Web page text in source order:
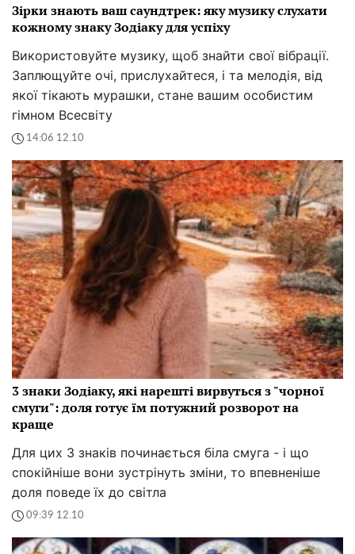
Зірки знають ваш саундтрек: яку музику слухати
кожному знаку Зодіаку для успіху
Використовуйте музику, щоб знайти свої вібрації.
Заплющуйте очі, прислухайтеся, і та мелодія, від
якої тікають мурашки, стане вашим особистим
гімном Всесвіту
14:06 12.10
3 знаки Зодіаку, які нарешті вирвуться з "чорної
смуги": доля готує їм потужний розворот на
краще
Для цих 3 знаків починається біла смуга - і що
спокійніше вони зустрінуть зміни, то впевненіше
доля поведе їх до світла
09:39 12.10